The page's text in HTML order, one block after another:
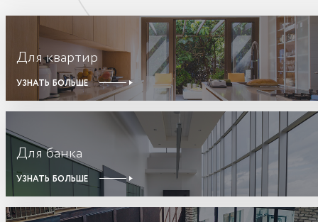
Для квартир
УЗНАТЬ БОЛЬШЕ
Для банка
УЗНАТЬ БОЛЬШЕ